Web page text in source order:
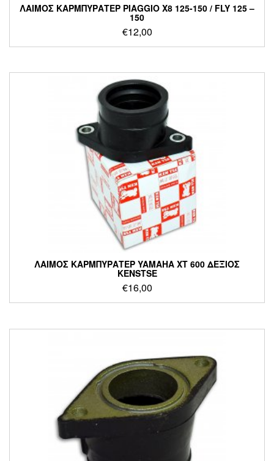
ΛΑΙΜΟΣ ΚΑΡΜΠΥΡΑΤΕΡ PIAGGIO X8 125-150 / FLY 125 –
150
€12,00
ΛΑΙΜΟΣ ΚΑΡΜΠΥΡΑΤΕΡ YAMAHA XT 600 ΔΕΞΙΟΣ
KENSTSE
€16,00